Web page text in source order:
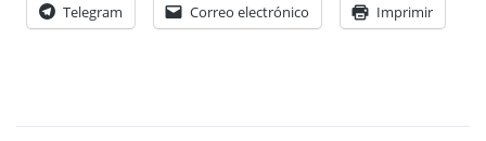
Telegram Correo electrónico Imprimir